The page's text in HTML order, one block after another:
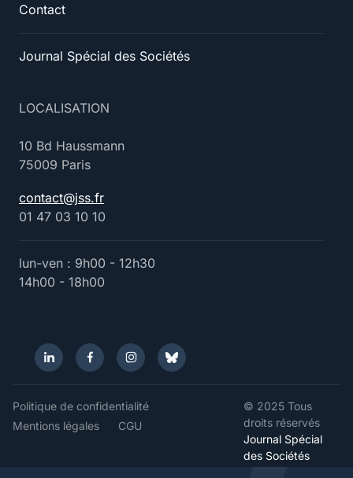
Contact
Journal Spécial des Sociétés
LOCALISATION
10 Bd Haussmann
75009 Paris
contact@jss.fr
01 47 03 10 10
lun-ven : 9h00 - 12h30
14h00 - 18h00
Politique de confidentialité
Mentions légales
CGU
© 2025 Tous
droits réservés
Journal Spécial
des Sociétés